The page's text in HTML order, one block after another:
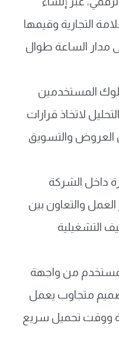
التجارية وقيمها
مدار الساعة طوال
المستخدمين
لاتخاذ قرارات
العروض والتسويق
داخل الشركة
والتعاون بين
التشغيلية
من واجهة
متجاوب يعمل
ووقت تحميل سريع